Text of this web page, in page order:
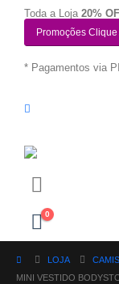
Toda a Loja 20%
Promoções Clique
* Pagamentos via
0
LOJA
MINI VESTIDO